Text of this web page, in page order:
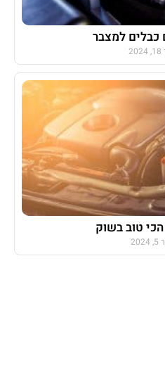
כבלים למצבר
טוב בשוק